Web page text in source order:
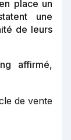
place un
une
de leurs
affirmé,
de vente